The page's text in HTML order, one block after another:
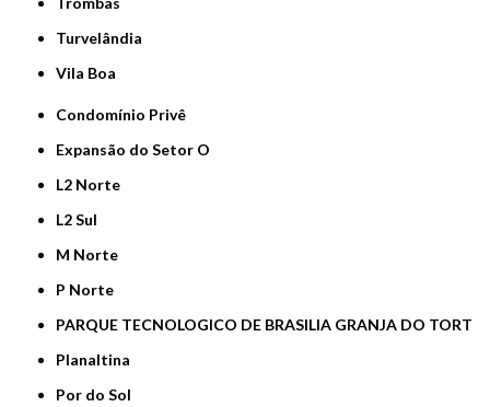
Turvelândia
Vila Boa
Condomínio Privê
Expansão do Setor O
L2 Norte
L2 Sul
M Norte
P Norte
PARQUE TECNOLOGICO DE BRASILIA GRANJA DO TORT
Planaltina
Por do Sol